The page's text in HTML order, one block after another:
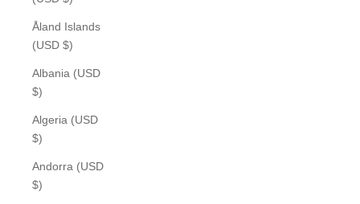
Åland Islands
(USD $)
Albania (USD
$)
Algeria (USD
$)
Andorra (USD
$)